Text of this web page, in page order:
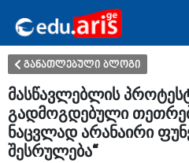
განათლება
განათლებული ბლოგი
მასწავლებლის
გადმოგდებული
ნაცვლად არანაირი
შესრულება“